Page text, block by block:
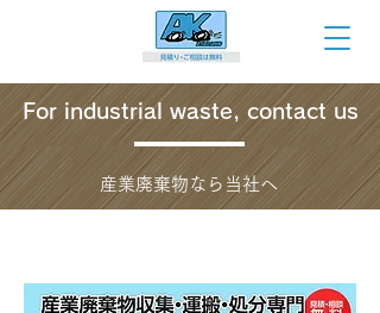
For industrial waste, contact us
​産業廃棄物なら当社へ